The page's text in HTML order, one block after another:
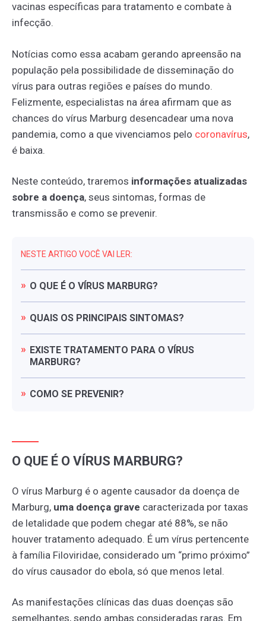
vacinas específicas para tratamento e combate à
infecção.
Notícias como essa acabam gerando apreensão na
população pela possibilidade de disseminação do
vírus para outras regiões e países do mundo.
Felizmente, especialistas na área afirmam que as
chances do vírus Marburg desencadear uma nova
pandemia, como a que vivenciamos pelo coronavírus,
é baixa.
Neste conteúdo, traremos informações atualizadas
sobre a doença, seus sintomas, formas de
transmissão e como se prevenir.
NESTE ARTIGO VOCÊ VAI LER:
O QUE É O VÍRUS MARBURG?
QUAIS OS PRINCIPAIS SINTOMAS?
EXISTE TRATAMENTO PARA O VÍRUS
MARBURG?
COMO SE PREVENIR?
O QUE É O VÍRUS MARBURG?
O vírus Marburg é o agente causador da doença de
Marburg, uma doença grave caracterizada por taxas
de letalidade que podem chegar até 88%, se não
houver tratamento adequado. É um vírus pertencente
à família Filoviridae, considerado um “primo próximo”
do vírus causador do ebola, só que menos letal.
As manifestações clínicas das duas doenças são
semelhantes, sendo ambas consideradas raras. Em